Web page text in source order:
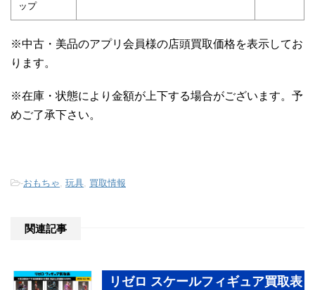
ップ
※中古・美品のアプリ会員様の店頭買取価格を表示してお
ります。
※在庫・状態により金額が上下する場合がございます。予
めご了承下さい。
-おもちゃ, 玩具, 買取情報
関連記事
リゼロ スケールフィギュア買取表